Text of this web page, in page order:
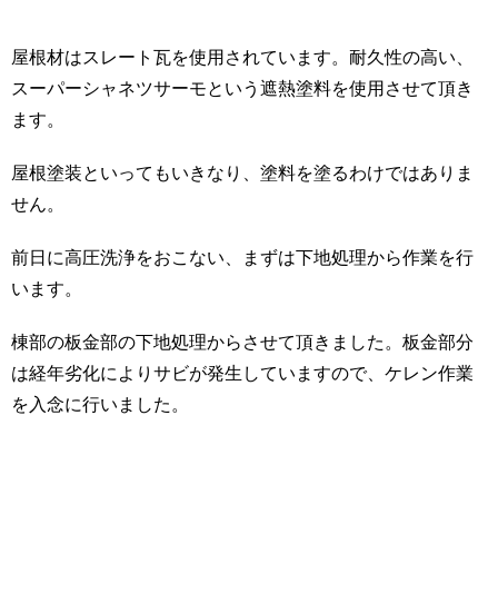
屋根材はスレート瓦を使用されています。耐久性の高い、
スーパーシャネツサーモという遮熱塗料を使用させて頂き
ます。
屋根塗装といってもいきなり、塗料を塗るわけではありま
せん。
前日に高圧洗浄をおこない、まずは下地処理から作業を行
います。
棟部の板金部の下地処理からさせて頂きました。板金部分
は経年劣化によりサビが発生していますので、ケレン作業
を入念に行いました。